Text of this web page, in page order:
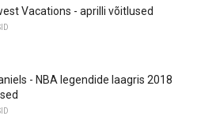
Vacations - aprilli võitlused
- NBA legendide laagris 2018